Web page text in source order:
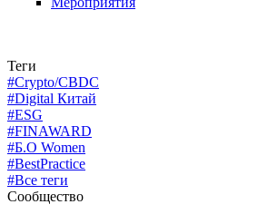
Теги
#Crypto/CBDC
#Digital Китай
#ESG
#FINAWARD
#Б.О Women
#BestPractice
#Все теги
Сообщество